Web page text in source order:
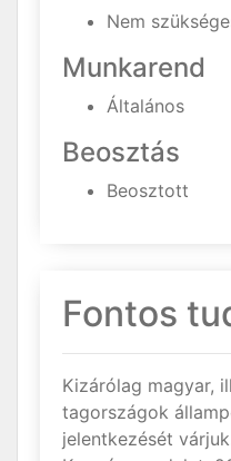
Nem
Munkarend
Általános
Beosztás
Beosztott
Fontos
Kizárólag magyar,
tagországok
jelentkezését